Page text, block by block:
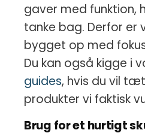
gaver med funktion,
tanke bag. Derfor er
bygget op med
Du kan også kigge i
guides, hvis du vil
produkter vi faktisk
Brug for et hurtigt